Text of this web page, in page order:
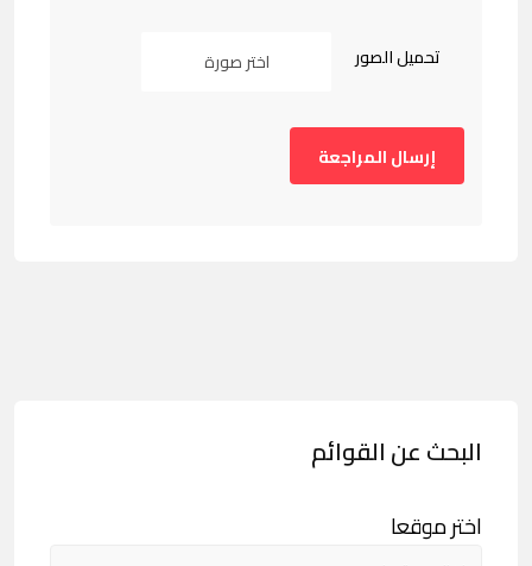
تحميل الصور اختر صورة
البحث عن القوائم
اختر موقعا